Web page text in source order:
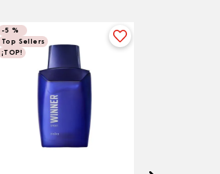
-5 %
Top Sellers
¡TOP!